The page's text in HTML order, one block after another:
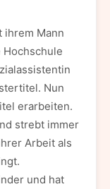
ihrem Mann
Hochschule
Nun
erarbeiten.
strebt immer
Arbeit als
und hat